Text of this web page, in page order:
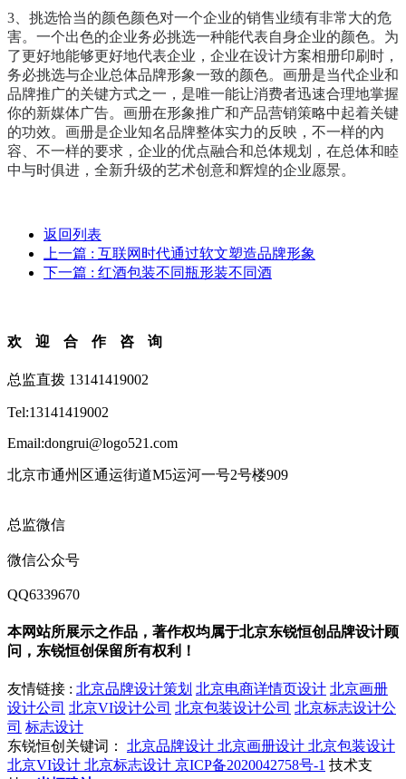
3、挑选恰当的颜色颜色对一个企业的销售业绩有非常大的危
害。一个出色的企业务必挑选一种能代表自身企业的颜色。为
了更好地能够更好地代表企业，企业在设计方案相册印刷时，
务必挑选与企业总体品牌形象一致的颜色。画册是当代企业和
品牌推广的关键方式之一，是唯一能让消费者迅速合理地掌握
你的新媒体广告。画册在形象推广和产品营销策略中起着关键
的功效。画册是企业知名品牌整体实力的反映，不一样的內
容、不一样的要求，企业的优点融合和总体规划，在总体和睦
中与时俱进，全新升级的艺术创意和辉煌的企业愿景。
返回列表
上一篇 : 互联网时代通过软文塑造品牌形象
下一篇 : 红酒包装不同瓶形装不同酒
欢迎合作咨询
总监直拨 13141419002
Tel:13141419002
Email:dongrui@logo521.com
北京市通州区通运街道M5运河一号2号楼909
总监微信
微信公众号
QQ6339670
本网站所展示之作品，著作权均属于北京东锐恒创品牌设计顾
问，东锐恒创保留所有权利！
友情链接 : 北京品牌设计策划 北京电商详情页设计 北京画册
设计公司 北京VI设计公司 北京包装设计公司 北京标志设计公
司 标志设计
东锐恒创关键词：
北京品牌设计 北京画册设计 北京包装设计
北京VI设计 北京标志设计 京ICP备2020042758号-1 技术支